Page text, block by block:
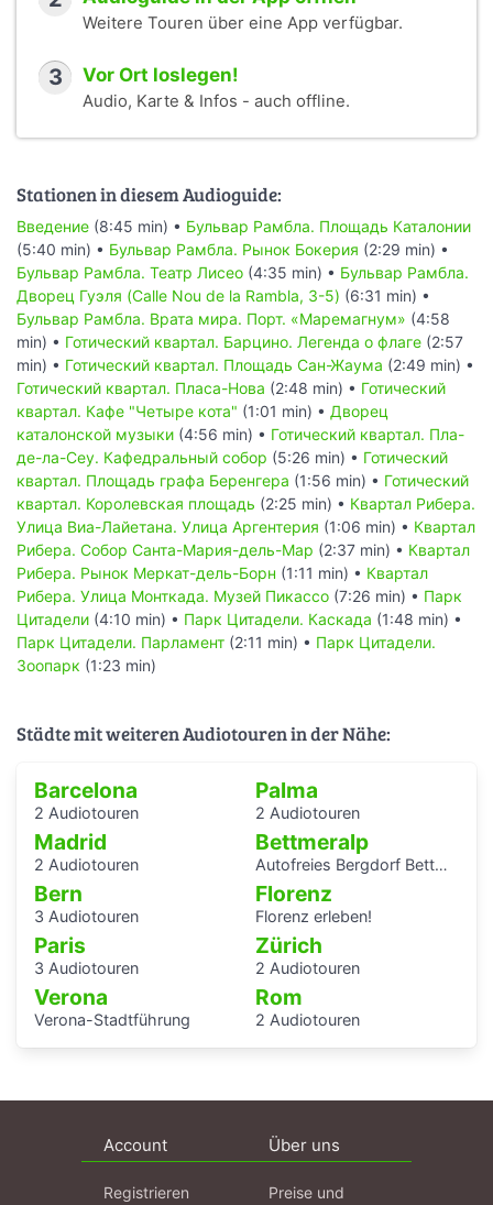
band Los Sobrinos.
Cover photo:
1.La RamblabyJaume Meneses
Like a kid in a candy store.. byIrene Grassi
Weitere Touren über eine App verfügbar.
3 Vor Ort loslegen!
Audio, Karte & Infos - auch offline.
Stationen in diesem Audioguide:
Введение (8:45 min) • Бульвар Рамбла. Площадь Каталонии
(5:40 min) • Бульвар Рамбла. Рынок Бокерия (2:29 min) •
Бульвар Рамбла. Театр Лисео (4:35 min) • Бульвар Рамбла.
Дворец Гуэля (Calle Nou de la Rambla, 3-5) (6:31 min) •
Бульвар Рамбла. Врата мира. Порт. «Маремагнум» (4:58
min) • Готический квартал. Барцино. Легенда о флаге (2:57
min) • Готический квартал. Площадь Сан-Жаума (2:49 min) •
Готический квартал. Пласа-Нова (2:48 min) • Готический
квартал. Кафе "Четыре кота" (1:01 min) • Дворец
каталонской музыки (4:56 min) • Готический квартал. Пла-
де-ла-Сеу. Кафедральный собор (5:26 min) • Готический
квартал. Площадь графа Беренгера (1:56 min) • Готический
квартал. Королевская площадь (2:25 min) • Квартал Рибера.
Улица Виа-Лайетана. Улица Аргентерия (1:06 min) • Квартал
Рибера. Собор Санта-Мария-дель-Мар (2:37 min) • Квартал
Рибера. Рынок Меркат-дель-Борн (1:11 min) • Квартал
Рибера. Улица Монткада. Музей Пикассо (7:26 min) • Парк
Цитадели (4:10 min) • Парк Цитадели. Каскада (1:48 min) •
Парк Цитадели. Парламент (2:11 min) • Парк Цитадели.
Зоопарк (1:23 min)
Städte mit weiteren Audiotouren in der Nähe:
Barcelona
2 Audiotouren
Palma
2 Audiotouren
Madrid
2 Audiotouren
Bettmeralp
Autofreies Bergdorf Bettmeralp
Bern
3 Audiotouren
Florenz
Florenz erleben!
Paris
3 Audiotouren
Zürich
2 Audiotouren
Verona
Verona-Stadtführung
Rom
2 Audiotouren
Account
Registrieren
Über uns
Preise und